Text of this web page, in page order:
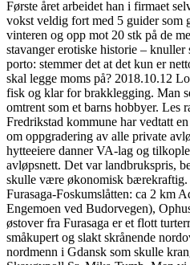
Første året arbeidet han i firmaet
vokst veldig fort med 5 guider som
vinteren og opp mot 20 stk på de
stavanger erotiske historie –
porto: stemmer det at det kun er
skal legge moms på? 2018.10.12
fisk og klar for brakklegging. Man
omtrent som et barns hobbyer. Les
Fredrikstad kommune har vedtatt
om oppgradering av alle private
hytteeiere danner VA-lag og
avløpsnett. Det var landbrukspris,
skulle være økonomisk bærekraftig.
Furasaga-Foskumslåtten: ca 2 km
Engemoen ved Budorvegen),
østover fra Furasaga er et flott
småkupert og slakt skrånende
nordmenn i Gdansk som skulle